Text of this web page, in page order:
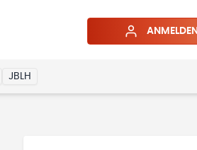
ANMELDEN
JBLH